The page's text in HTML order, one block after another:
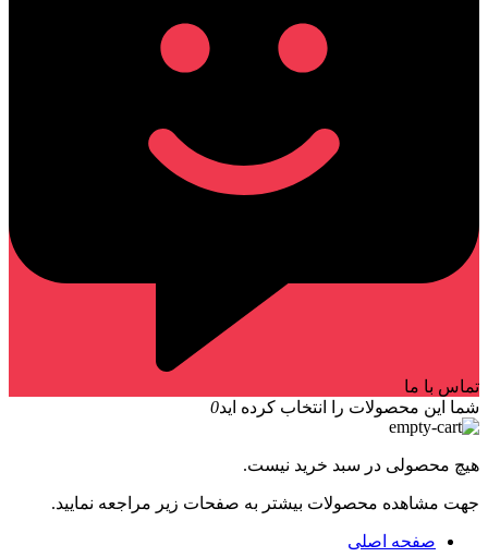
تماس با ما
شما این محصولات را انتخاب کرده اید0
هیچ محصولی در سبد خرید نیست.
جهت مشاهده محصولات بیشتر به صفحات زیر مراجعه نمایید.
صفحه اصلی